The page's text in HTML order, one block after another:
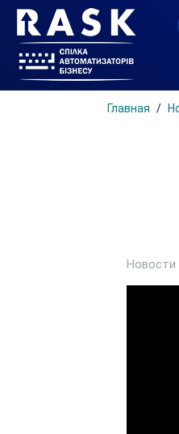
Главная
Новости